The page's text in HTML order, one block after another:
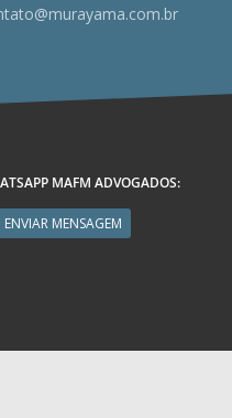
MAFM ADVOGADOS:
ENVIAR MENSAGEM